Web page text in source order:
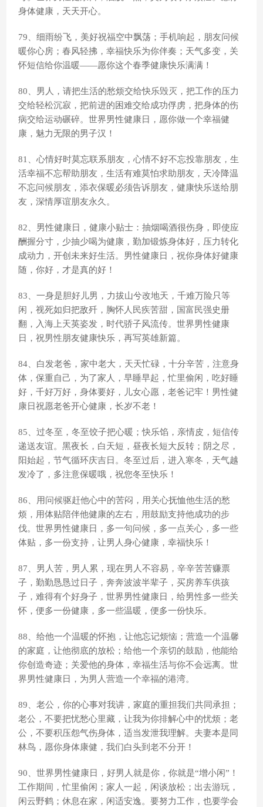
身体健康，天天开心。
79、细雨纷飞，美好祝福空中飘荡；手机响起，朋友问候
暖你心房；春风轻拂，幸福快乐为你伴奏；天气多变，关
怀短信给你温暖——愿你这个春季健康快乐满满！
80、男人，请把生活的愁烦交给快乐毁灭，把工作的压力
交给轻松沉寂，把前进的困难交给成功俘虏，把身体的伤
病交给运动碾碎。世界男性健康日，愿你做一个幸福健
康，魅力无限的男子汉！
81、心情好时莫忘联系朋友，心情不好不忘投靠朋友，生
活幸福不忘帮助朋友，生活有难莫怕求助朋友，天冷降温
不忘问候朋友，添衣保暖必须告诉朋友，健康快乐送给朋
友，深情厚谊朋友永久。
82、男性健康日，健康小贴士：抽烟喝酒很伤身，即使应
酬握分寸，少抽少喝为健康，勤加锻炼身体好，压力转化
成动力，开创未来好生活。男性健康日，祝你身体好健康
随，你好，才是真的好！
83、一身是胆好儿男，力拔山兮改地天，千难万险只等
闲，视死如归把敌歼，胸怀人民疾苦甜，国富民强史册
翻，入海上天英姿发，时代骄子风流传。世界男性健康
日，祝男性朋友健康快乐，再写英雄新篇。
84、白发老爸，家中老大，天天忙碌，十分辛苦，注意身
体，保重自己，为了家人，早睡早起，忙里偷闲，吃好睡
好，千好万好，身体要好，儿女心愿，老爸记牢！男性健
康日祝愿老爸开心健康，长岁不老！
85、过冬至，冬至饺子把心暖；快乐馅，亲情皮，短信传
递送友谊。黑夜长，白天短，昼夜长短大反转；阴之尽，
阳始起，节气循环庆吉日。冬至过后，进入寒冬，天气越
发冷了，多注意保暖哦，祝您冬至快乐！
86、用问候驱赶他心中的苦闷，用关心抚恤他生活的愁
烦，用体贴陪伴他健康的左右，用鼓励支持他成功的步
伐。世界男性健康日，多一句问候，多一点关心，多一些
体贴，多一份支持，让男人身心健康，幸福快乐！
87、男人苦，男人累，现在男人不容易，辛辛苦苦赚票
子，勤勤恳恳过日子，奔奔波波半辈子，买房养车供孩
子，难得有个好身子，世界男性健康日，给男性多一些关
怀，便多一份健康，多一些温暖，便多一份快乐。
88、给他一个温暖的怀抱，让他忘记烦恼；营造一个温馨
的家庭，让他彻底的放松；给他一个亲切的鼓励，他能给
你创造奇迹；关爱他的身体，幸福生活与你不会远离。世
界男性健康日，为男人营造一个幸福的港湾。
89、老公，你的心事对我讲，家庭的重担我们共同承担；
老公，不要把忧愁心里藏，让我为你排解心中的忧烦；老
公，不要积压怨气伤身体，适当发泄我理解。夫妻本是同
林鸟，愿你身体康健，我们白头到老不分开！
90、世界男性健康日，好男人就是你，你就是“增小闲”！
工作期间，忙里偷闲；家人一起，闲谈放松；出去游玩，
闲云野鹤；休息在家，闲适安逸。要努力工作，也要学会